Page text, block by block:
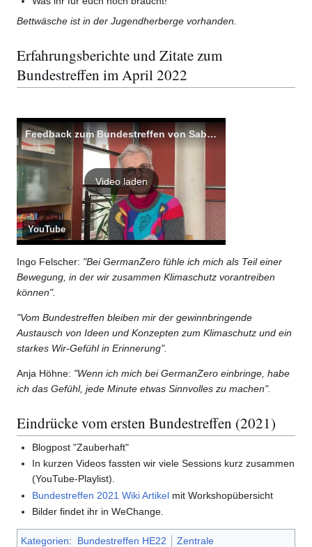
Bettwäsche ist in der Jugendherberge vorhanden.
Erfahrungsberichte und Zitate zum
Bundestreffen im April 2022
Feedback zum Bundestreffen von Sabine
Video laden
YouTube
Ingo Felscher: "Bei GermanZero fühle ich mich als Teil einer
Bewegung, in der wir zusammen Klimaschutz vorantreiben
können".
"Vom Bundestreffen bleiben mir der gewinnbringende
Austausch von Ideen und Konzepten zum Klimaschutz und ein
starkes Wir-Gefühl in Erinnerung".
Anja Höhne: "Wenn ich mich bei GermanZero einbringe, habe
ich das Gefühl, jede Minute etwas Sinnvolles zu machen".
Eindrücke vom ersten Bundestreffen (2021)
Blogpost "Zauberhaft"
In kurzen Videos fassten wir viele Sessions kurz zusammen
(YouTube-Playlist).
Bundestreffen 2021 Wiki Artikel mit Workshopübersicht
Bilder findet ihr in WeChange.
Kategorien: Bundestreffen HE22 Zentrale